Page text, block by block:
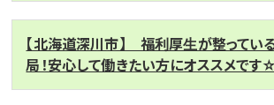
【北海道深川市】 福利厚生が整ってい
局！安心して働きたい方にオススメです☆